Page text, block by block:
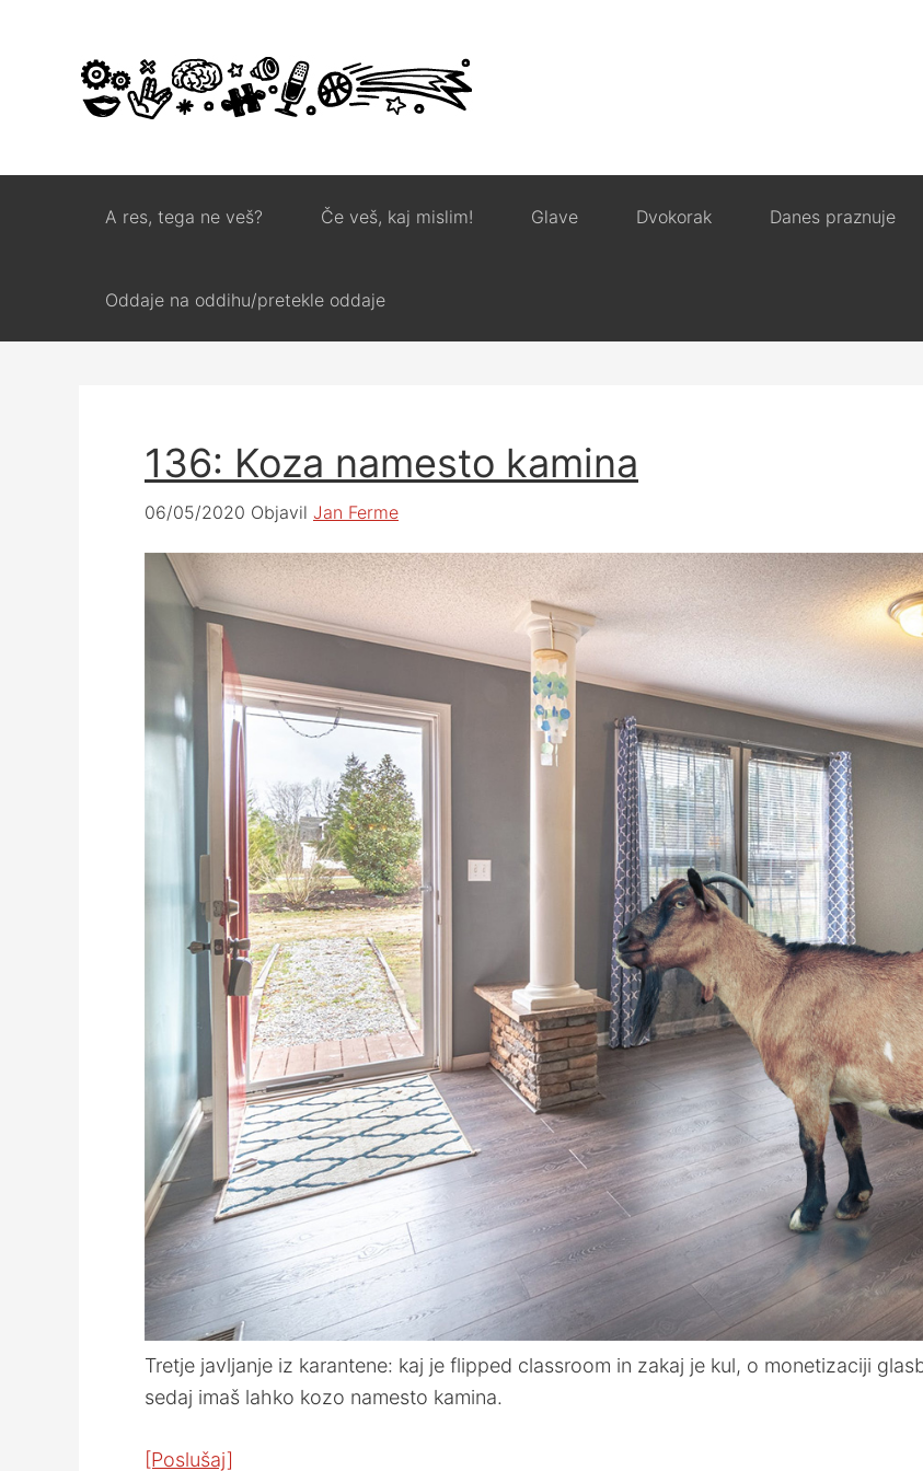
A res, tega ne veš? Če veš, kaj mislim! Glave Dvokorak Danes praznuje
Oddaje na oddihu/pretekle oddaje
136: Koza namesto kamina
06/05/2020 Objavil Jan Ferme
Tretje javljanje iz karantene: kaj je flipped classroom in zakaj je kul, o monetizaciji
sedaj imaš lahko kozo namesto kamina.
[Poslušaj]